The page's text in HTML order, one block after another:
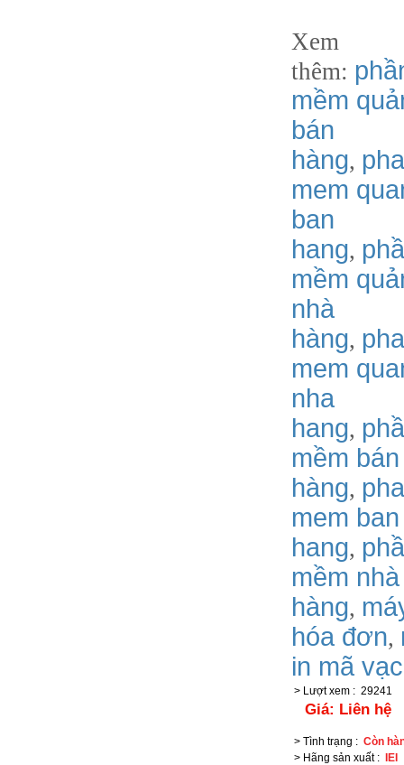
Xem
thêm:
mềm
bán
hàng,
mem
ban
hang,
mềm
nhà
hàng,
mem
nha
hang,
mềm bán
hàng,
mem ban
hang,
mềm nhà
hàng,
hóa đơn,
in mã
> Lượt xem : 29241
Giá: Liên hệ
> Tình trạng : Còn
> Hãng sản xuất:
IEI